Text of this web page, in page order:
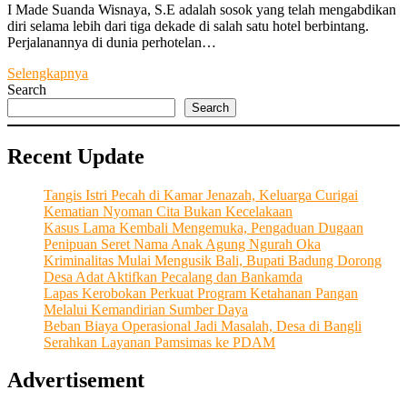
I Made Suanda Wisnaya, S.E adalah sosok yang telah mengabdikan
diri selama lebih dari tiga dekade di salah satu hotel berbintang.
Perjalanannya di dunia perhotelan…
Selengkapnya
Bola”
Koperasi
Subhakti
Ungasan
dengan
Misi
Kesejahteraan
dan
Pemberdayaan
Masyarakat
Search
Search
Recent Update
Tangis Istri Pecah di Kamar Jenazah, Keluarga Curigai
Kematian Nyoman Cita Bukan Kecelakaan
Kasus Lama Kembali Mengemuka, Pengaduan Dugaan
Penipuan Seret Nama Anak Agung Ngurah Oka
Kriminalitas Mulai Mengusik Bali, Bupati Badung Dorong
Desa Adat Aktifkan Pecalang dan Bankamda
Lapas Kerobokan Perkuat Program Ketahanan Pangan
Melalui Kemandirian Sumber Daya
Beban Biaya Operasional Jadi Masalah, Desa di Bangli
Serahkan Layanan Pamsimas ke PDAM
Advertisement